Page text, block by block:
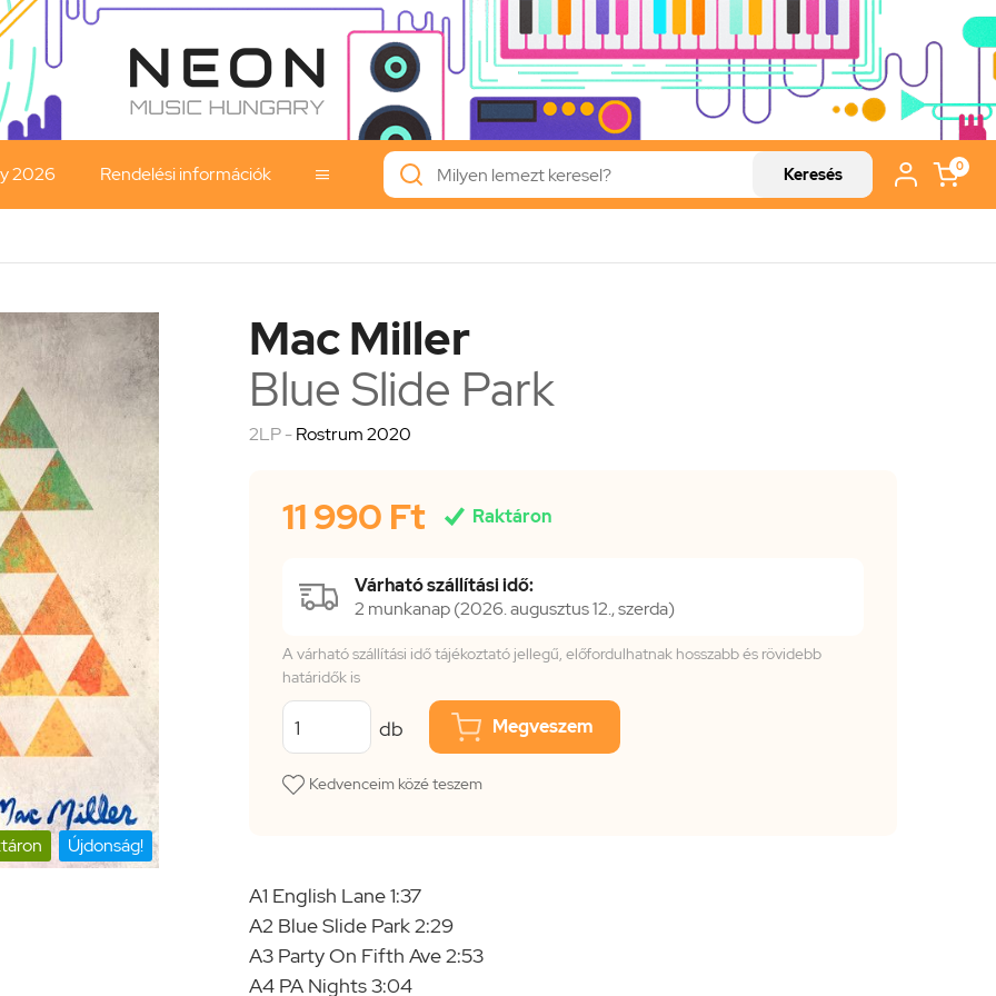
2026 Rendelési információk  Keresés 0
Újdonság!
Mac Miller
Blue Slide Park
2LP -Rostrum 2020
11 990 Ft  Raktáron
Várható szállítási idő:
2 munkanap (2026. augusztus 12., szerda)
A várható szállítási idő tájékoztató jellegű, előfordulhatnak hosszabb és rövidebb
határidők is
db Megveszem
Kedvenceim közé teszem
A1 English Lane 1:37
A2 Blue Slide Park 2:29
A3 Party On Fifth Ave 2:53
A4 PA Nights 3:04